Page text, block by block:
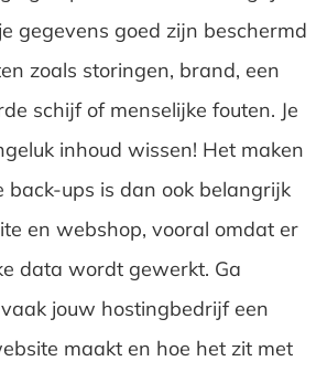
gegevens goed zijn beschermd
zoals storingen, brand, een
schijf of menselijke fouten. Je
inhoud wissen! Het maken
back-ups is dan ook belangrijk
en webshop, vooral omdat er
data wordt gewerkt. Ga
jouw hostingbedrijf een
maakt en hoe het zit met